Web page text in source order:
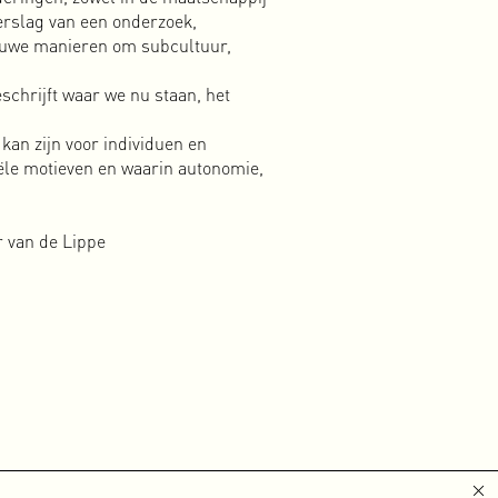
ook
is dit
op
en
van een onderzoek,
manieren om subcultuur,
waar we nu staan, het
zijn voor individuen en
motieven en waarin autonomie,
de Lippe